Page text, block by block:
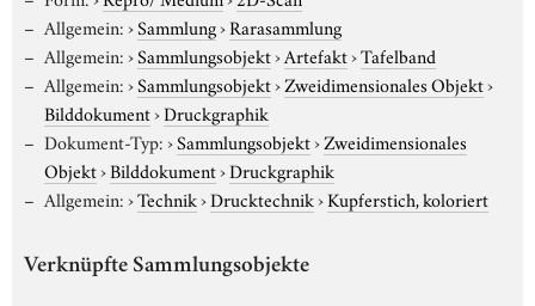
Allgemein:›Sammlung›Rarasammlung
Allgemein:›Sammlungsobjekt›Artefakt›Tafelband
Allgemein:›Sammlungsobjekt›Zweidimensionales Objekt›
Bilddokument›Druckgraphik
Dokument-Typ:›Sammlungsobjekt›Zweidimensionales
Objekt›Bilddokument›Druckgraphik
Allgemein:›Technik›Drucktechnik›Kupferstich, koloriert
Verknüpfte Sammlungsobjekte